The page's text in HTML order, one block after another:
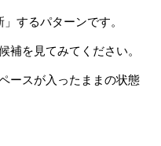
するパターンです。
補を見てみてください。
ースが入ったままの状態